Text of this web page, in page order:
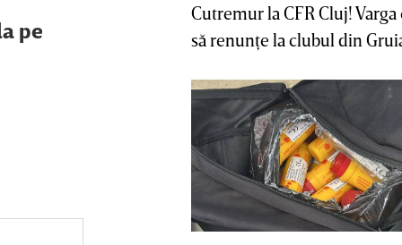
pe
Cutremur la CFR Cluj! Varga
să renunţe la clubul din